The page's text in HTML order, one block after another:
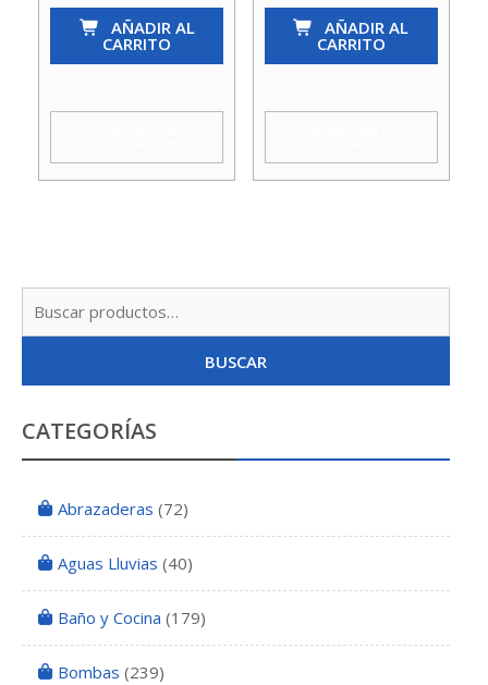
X
X
AÑADIR AL
CARRITO
X
X
AÑADIR AL
CARRITO
BUSCAR
CATEGORÍAS
Abrazaderas (72)
Aguas Lluvias (40)
Baño y Cocina (179)
Bombas (239)